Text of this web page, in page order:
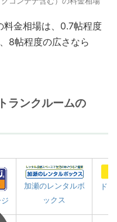
料金相場は、0.7帖程度
8帖程度の広さなら
ランクルームの
加瀬のレンタルボ
ックス
ド